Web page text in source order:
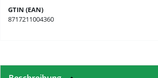
GTIN (EAN)
8717211004360